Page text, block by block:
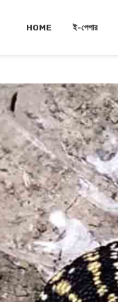
HOME ই-পেপার